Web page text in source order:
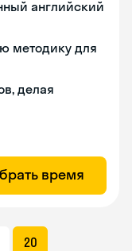
английский
методику для
делая
время
20